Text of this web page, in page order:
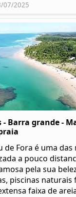
07/2025
- Barra grande -
de Fora é uma
a pouco
pela sua
piscinas
faixa de